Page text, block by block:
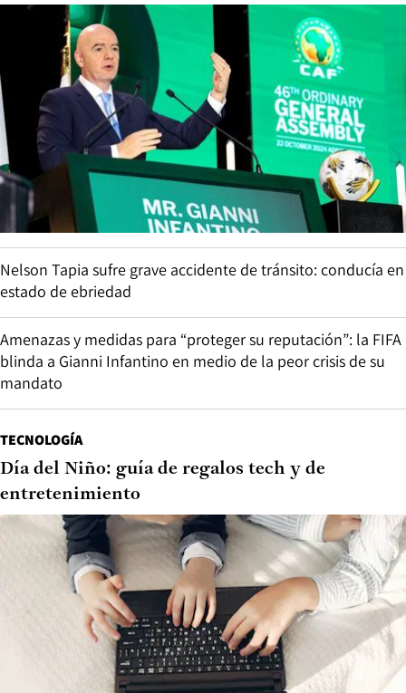
Nelson Tapia sufre grave accidente de tránsito: conducía en
estado de ebriedad
Amenazas y medidas para “proteger su reputación”: la FIFA
blinda a Gianni Infantino en medio de la peor crisis de su
mandato
TECNOLOGÍA
Día del Niño: guía de regalos tech y de
entretenimiento